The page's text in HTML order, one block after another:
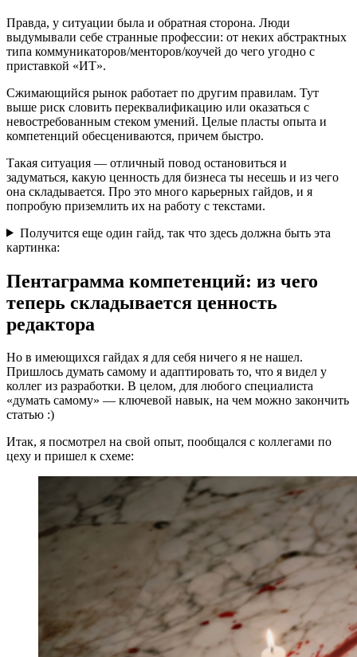
Правда, у ситуации была и обратная сторона. Люди
выдумывали себе странные профессии: от неких абстрактных
типа коммуникаторов/менторов/коучей до чего угодно с
приставкой «ИТ».
Сжимающийся рынок работает по другим правилам. Тут
выше риск словить переквалификацию или оказаться с
невостребованным стеком умений. Целые пласты опыта и
компетенций обесцениваются, причем быстро.
Такая ситуация — отличный повод остановиться и
задуматься, какую ценность для бизнеса ты несешь и из чего
она складывается. Про это много карьерных гайдов, и я
попробую приземлить их на работу с текстами.
Получится еще один гайд, так что здесь должна быть эта
картинка:
Пентаграмма компетенций: из чего
теперь складывается ценность
редактора
Но в имеющихся гайдах я для себя ничего я не нашел.
Пришлось думать самому и адаптировать то, что я видел у
коллег из разработки. В целом, для любого специалиста
«думать самому» — ключевой навык, на чем можно закончить
статью :)
Итак, я посмотрел на свой опыт, пообщался с коллегами по
цеху и пришел к схеме: